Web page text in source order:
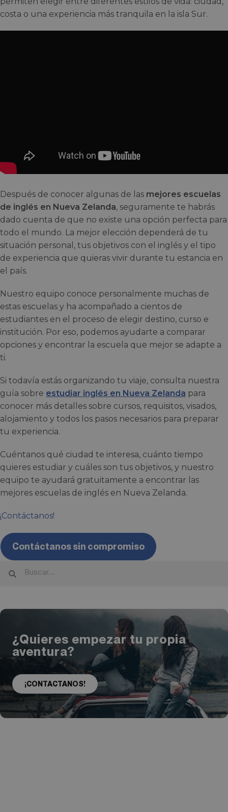
costa o una experiencia más tranquila en la isla Sur.
Después de conocer algunas de las mejores escuelas
de inglés en Nueva Zelanda, seguramente te habrás
dado cuenta de que no existe una opción perfecta para
todo el mundo. La mejor elección dependerá de tu
situación personal, tus objetivos con el inglés y el tipo
de experiencia que quieras vivir durante tu estancia en
el país.
Nuestro equipo conoce personalmente muchas de
estas escuelas y ha acompañado a cientos de
estudiantes en el proceso de elegir destino, curso e
institución. Por eso, podemos ayudarte a comparar
opciones y encontrar la escuela que mejor se adapte a
ti.
Si todavía estás organizando tu viaje, consulta nuestra
guía sobre estudiar inglés en Nueva Zelanda para
conocer más detalles sobre cursos, requisitos, visados,
alojamiento y todos los pasos necesarios para preparar
tu experiencia.
Cuéntanos qué ciudad te interesa, cuánto tiempo
quieres estudiar y cuáles son tus objetivos, y nuestro
equipo te ayudará gratuitamente a encontrar las
mejores escuelas de inglés en Nueva Zelanda.
¡Contáctanos!
Contáctanos sin compromiso
¿Quieres empezar tu propia
aventura?
¡CONTACTANOS!